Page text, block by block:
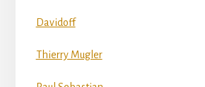
Davidoff
Thierry Mugler